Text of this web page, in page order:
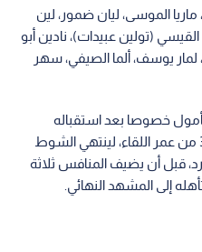
الموسى، ليان ضمور، لين
(تولين عبيدات)، نادين أبو
يوسف، ألما الصيفي، سهر
خصوصا بعد استقباله
هدفين متتالين في الدقائق 28 و 30 من عمر اللقاء، لينتهي الشوط
قبل أن يضيف المنافس ثلاثة
إلى المشهد النهائي.